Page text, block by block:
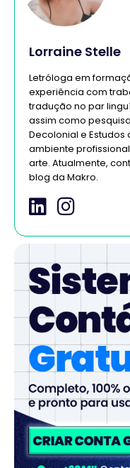
Lorraine Stelle
Letróloga em
experiência com
tradução no par
assim como
Decolonial e Estudos
ambiente
arte. Atualmente,
blog da Makro.